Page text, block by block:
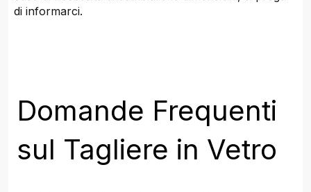
di informarci.
Domande Frequenti
sul Tagliere in Vetro